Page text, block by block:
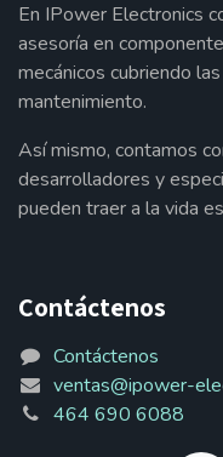
En IPower Electronics
asesoría en
mecánicos cubriendo
mantenimiento.
Así mismo, contamos
desarrolladores y
pueden traer a la vida
Contáctenos
Contáctenos
ventas@ipower-
464 690 6088